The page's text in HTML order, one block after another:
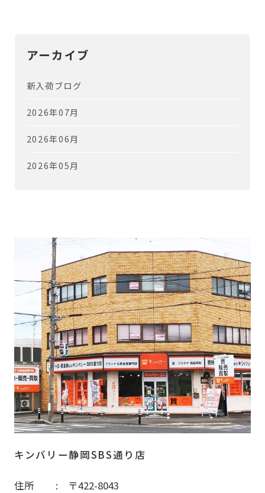
アーカイブ
新入荷ブログ
2026年07月
2026年06月
2026年05月
キンバリー静岡SBS通り店
住所
〒422-8043